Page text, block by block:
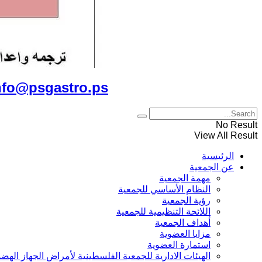
No Result
View All Result
الرئيسية
عن الجمعية
مهمة الجمعية
النظام الأساسي للجمعية
رؤية الجمعية
اللائحة التنظيمية للجمعية
أهداف الجمعية
مزايا العضوية
استمارة العضوية
الهيئات الادارية للجمعية الفلسطينية لأمراض الجهاز